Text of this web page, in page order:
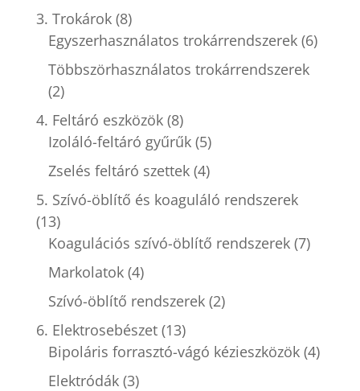
3. Trokárok (8)
Egyszerhasználatos trokárrendszerek (6)
Többszörhasználatos trokárrendszerek
(2)
4. Feltáró eszközök (8)
Izoláló-feltáró gyűrűk (5)
Zselés feltáró szettek (4)
5. Szívó-öblítő és koaguláló rendszerek
(13)
Koagulációs szívó-öblítő rendszerek (7)
Markolatok (4)
Szívó-öblítő rendszerek (2)
6. Elektrosebészet (13)
Bipoláris forrasztó-vágó kézieszközök (4)
Elektródák (3)